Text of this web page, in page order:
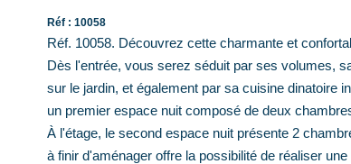
Réf : 10058
Réf. 10058. Découvrez cette charmante et
Dès l'entrée, vous serez séduit par ses volumes,
sur le jardin, et également par sa cuisine dinatoire
un premier espace nuit composé de deux
À l'étage, le second espace nuit présente 2
à finir d'aménager offre la possibilité de réaliser